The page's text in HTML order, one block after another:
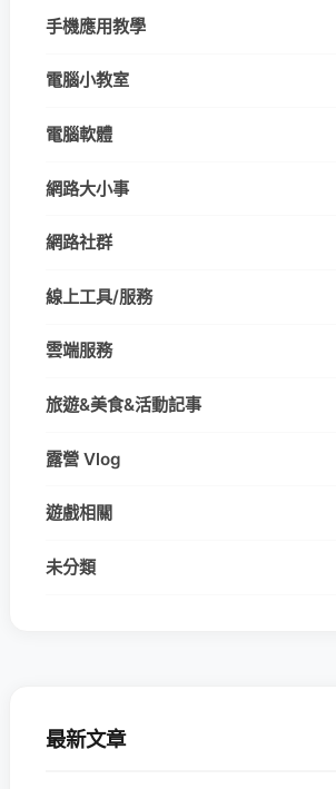
手機應用教學
電腦小教室
電腦軟體
網路大小事
網路社群
線上工具/服務
雲端服務
旅遊&美食&活動記事
露營 Vlog
遊戲相關
未分類
最新文章